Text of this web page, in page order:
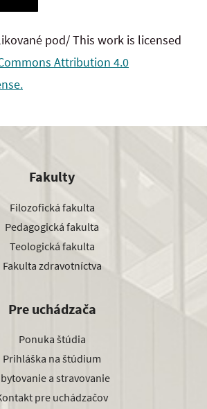
pod/ This work is licensed
Attribution 4.0
Fakulty
Filozofická fakulta
Pedagogická fakulta
Teologická fakulta
Fakulta zdravotníctva
Pre uchádzača
Ponuka štúdia
Prihláška na štúdium
a stravovanie
pre uchádzačov